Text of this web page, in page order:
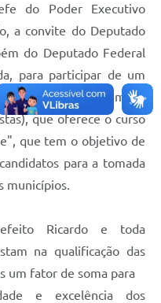
do Poder Executivo
a convite do Deputado
do Deputado Federal
para participar de um
Milton Campos
que oferece o curso
que tem o objetivo de
para a tomada
municípios.
Ricardo e toda
na qualificação das
um fator de soma para
e excelência dos